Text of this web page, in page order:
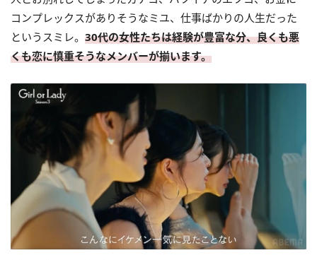
コンプレックスがありそうなミユ、仕事ばかりの人生だった
というスミレ。 30代の女性たちは経験が豊富な分、良くも悪
くも恋に慎重そうなメンバーが揃います。